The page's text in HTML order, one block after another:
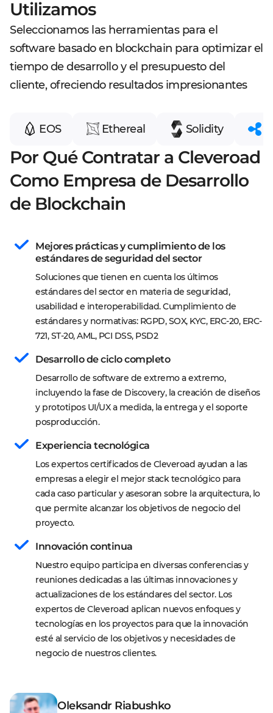
Utilizamos
Seleccionamos las herramientas para el
software basado en blockchain para optimizar el
tiempo de desarrollo y el presupuesto del
cliente, ofreciendo resultados impresionantes
EOS Ethereal Solidity
Por Qué Contratar a Cleveroad
Como Empresa de Desarrollo
de Blockchain
Oleksandr Riabushko
Mejores prácticas y cumplimiento de los
estándares de seguridad del sector
Soluciones que tienen en cuenta los últimos
estándares del sector en materia de seguridad,
usabilidad e interoperabilidad. Cumplimiento de
estándares y normativas: RGPD, SOX, KYC, ERC-20, ERC-
721, ST-20, AML, PCI DSS, PSD2
Desarrollo de ciclo completo
Desarrollo de software de extremo a extremo,
incluyendo la fase de Discovery, la creación de diseños
y prototipos UI/UX a medida, la entrega y el soporte
posproducción.
Experiencia tecnológica
Los expertos certificados de Cleveroad ayudan a las
empresas a elegir el mejor stack tecnológico para
cada caso particular y asesoran sobre la arquitectura, lo
que permite alcanzar los objetivos de negocio del
proyecto.
Innovación continua
Nuestro equipo participa en diversas conferencias y
reuniones dedicadas a las últimas innovaciones y
actualizaciones de los estándares del sector. Los
expertos de Cleveroad aplican nuevos enfoques y
tecnologías en los proyectos para que la innovación
esté al servicio de los objetivos y necesidades de
negocio de nuestros clientes.